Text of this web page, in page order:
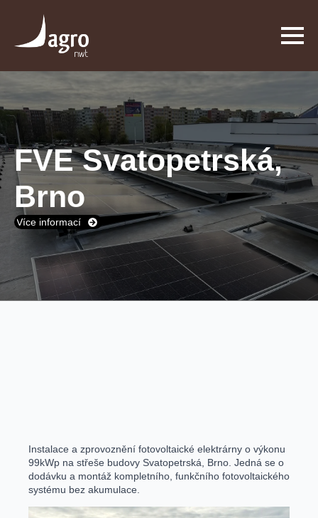
FVE Svatopetrská,
Brno
Více informací
Instalace a zprovoznění fotovoltaické elektrárny o výkonu
99kWp na střeše budovy Svatopetrská, Brno. Jedná se o
dodávku a montáž kompletního, funkčního fotovoltaického
systému bez akumulace.